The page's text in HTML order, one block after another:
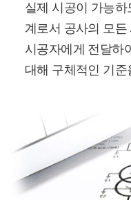
실제 시공이 가능
계로서 공사의 모
시공자에게 전달하
대해 구체적인 기